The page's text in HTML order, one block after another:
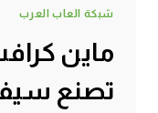
شبكة العاب العرب
ماين
تصنع